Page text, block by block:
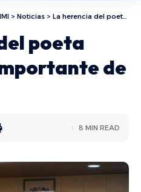
> Noticias > La herencia del poeta croata más importante de Hungría
poeta
de
8 MIN READ